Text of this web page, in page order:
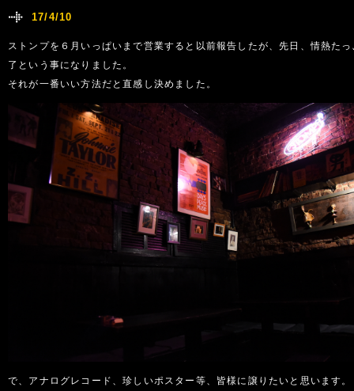
17/4/10
ストンプを６月いっぱいまで営業すると以前報告したが、先日、情熱た
了という事になりました。
それが一番いい方法だと直感し決めました。
で、アナログレコード、珍しいポスター等、皆様に譲りたいと思います。